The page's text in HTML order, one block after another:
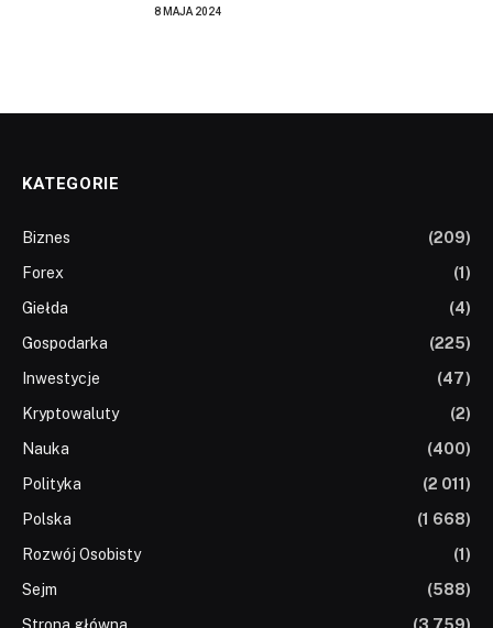
8 MAJA 2024
KATEGORIE
Biznes
(209)
Forex
(1)
Giełda
(4)
Gospodarka
(225)
Inwestycje
(47)
Kryptowaluty
(2)
Nauka
(400)
Polityka
(2 011)
Polska
(1 668)
Rozwój Osobisty
(1)
Sejm
(588)